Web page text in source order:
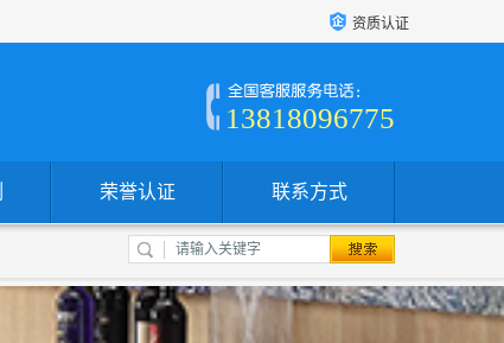
资质认证
13818096775
荣誉认证 联系方式